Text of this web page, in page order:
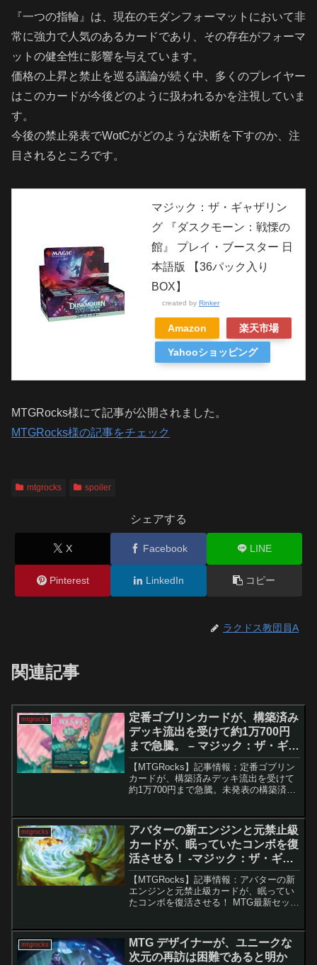
『一つの指輪』は、現在のモダンフォーマットにおいて非
常に強力で人気のあるカードであり、その存在がフォーマ
ットの健全性に影響を与えています。
価格の上昇と禁止を巡る議論が続く中、多くのプレイヤー
はこのカードが今後どのように扱われるかを注視していま
す。
今後の禁止発表でWotCがどのような決断を下すのか、注
目されるところです。
マジック：ザ・ギャザリン
グ 『ダスクモーン：戦慄の
館』 プレイ・ブースター 日
本語版 【36パック入り
BOX】
created by Rinker
Amazon 楽天市場
Yahooショッピング
MTGRocks様にて記事が公開されました。
MTGRocks様の記事をチェック
mtgrocks spoiler
シェアする
X Facebook LINE
Pinterest LinkedIn コピー
ラクドス教団員A
関連記事
mtgrocks
定番ゴブリンカードが、構築済み
デッキ流出を受けて約1万700円
まで急騰。 – マジック：ザ・ギャ
ザリング
【MTGRocks】記事情報：定番ゴブリン
カードが、構築済みデッキ流出を受けて
約1万700円まで急騰。未発表の構築済み
の価格高騰『ストリクスヘイヴンの秘
密』...
mtgrocks
アバターの新エンジンと元禁止級
カードが、眠っていたコンボを復
活させる！ -マジック：ザ・ギャ
ザリング
【MTGRocks】記事情報：アバターの新
エンジンと元禁止級カードが、眠ってい
たコンボを復活させる！ MTG最新セット
な影響を与えています。特にパイオニア
では、従来の...
mtgrocks
MTG デザイナーが、ユニークな
次元の再訪は困難であると明か